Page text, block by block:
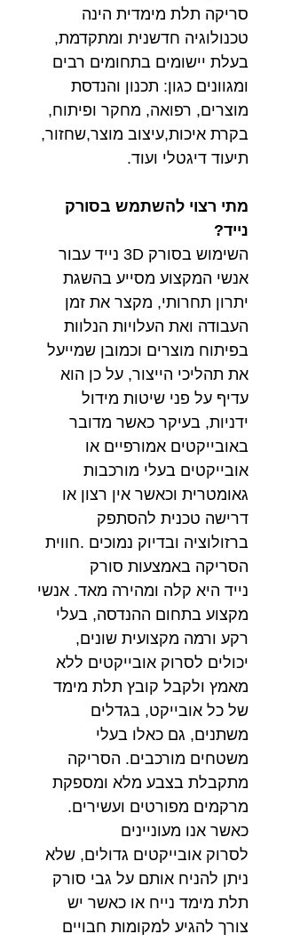
סריקה תלת מימדית הינה
טכנולוגיה חדשנית ומתקדמת,
בעלת יישומים בתחומים רבים
ומגוונים כגון: תכנון והנדסת
מוצרים, רפואה, מחקר ופיתוח,
בקרת איכות,עיצוב מוצר,שחזור,
תיעוד דיגטלי ועוד.
מתי רצוי להשתמש בסורק
נייד?
השימוש בסורק 3D נייד עבור
אנשי המקצוע מסייע בהשגת
יתרון תחרותי, מקצר את זמן
העבודה ואת העלויות הנלוות
בפיתוח מוצרים וכמובן שמייעל
את תהליכי הייצור, על כן הוא
עדיף על פני שיטות מידול
ידניות, בעיקר כאשר מדובר
באובייקטים אמורפיים או
אובייקטים בעלי מורכבות
גאומטרית וכאשר אין רצון או
דרישה טכנית להסתפק
ברזולוציה ובדיוק נמוכים .חווית
הסריקה באמצעות סורק
נייד היא קלה ומהירה מאד. אנשי
מקצוע בתחום ההנדסה, בעלי
רקע ורמה מקצועית שונים,
יכולים לסרוק אובייקטים ללא
מאמץ ולקבל קובץ תלת מימד
של כל אובייקט, בגדלים
משתנים, גם כאלו בעלי
משטחים מורכבים. הסריקה
מתקבלת בצבע מלא ומספקת
מרקמים מפורטים ועשירים.
כאשר אנו מעוניינים
לסרוק אובייקטים גדולים, שלא
ניתן להניח אותם על גבי סורק
תלת מימד נייח או כאשר יש
צורך להגיע למקומות חבויים